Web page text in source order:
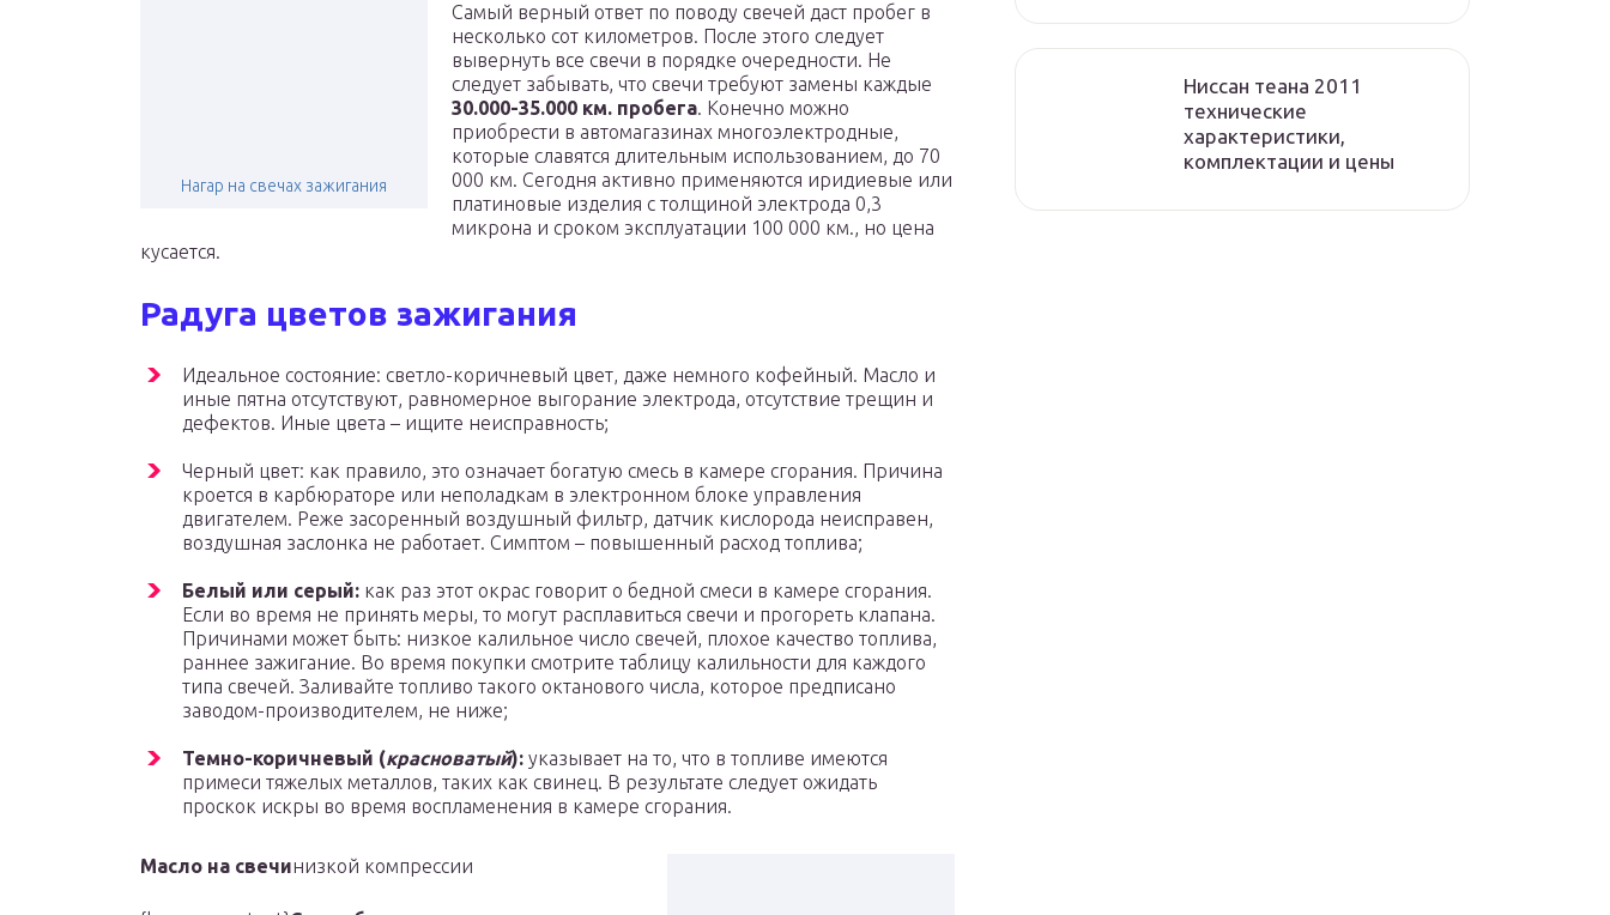
Нагар на свечах зажигания
Самый верный ответ по поводу свечей даст пробег в
несколько сот километров. После этого следует
вывернуть все свечи в порядке очередности. Не
следует забывать, что свечи требуют замены каждые
30.000-35.000 км. пробега. Конечно можно
приобрести в автомагазинах многоэлектродные,
которые славятся длительным использованием, до 70
000 км. Сегодня активно применяются иридиевые или
платиновые изделия с толщиной электрода 0,3
микрона и сроком эксплуатации 100 000 км., но цена
кусается.
Радуга цветов зажигания
Идеальное состояние: светло-коричневый цвет, даже немного кофейный. Масло и
иные пятна отсутствуют, равномерное выгорание электрода, отсутствие трещин и
дефектов. Иные цвета – ищите неисправность;
Черный цвет: как правило, это означает богатую смесь в камере сгорания. Причина
кроется в карбюраторе или неполадкам в электронном блоке управления
двигателем. Реже засоренный воздушный фильтр, датчик кислорода неисправен,
воздушная заслонка не работает. Симптом – повышенный расход топлива;
Белый или серый: как раз этот окрас говорит о бедной смеси в камере сгорания.
Если во время не принять меры, то могут расплавиться свечи и прогореть клапана.
Причинами может быть: низкое калильное число свечей, плохое качество топлива,
раннее зажигание. Во время покупки смотрите таблицу калильности для каждого
типа свечей. Заливайте топливо такого октанового числа, которое предписано
заводом-производителем, не ниже;
Темно-коричневый (красноватый): указывает на то, что в топливе имеются
примеси тяжелых металлов, таких как свинец. В результате следует ожидать
проскок искры во время воспламенения в камере сгорания.
Масло на свечинизкой компрессии
Ниссан теана 2011
технические
характеристики,
комплектации и цены